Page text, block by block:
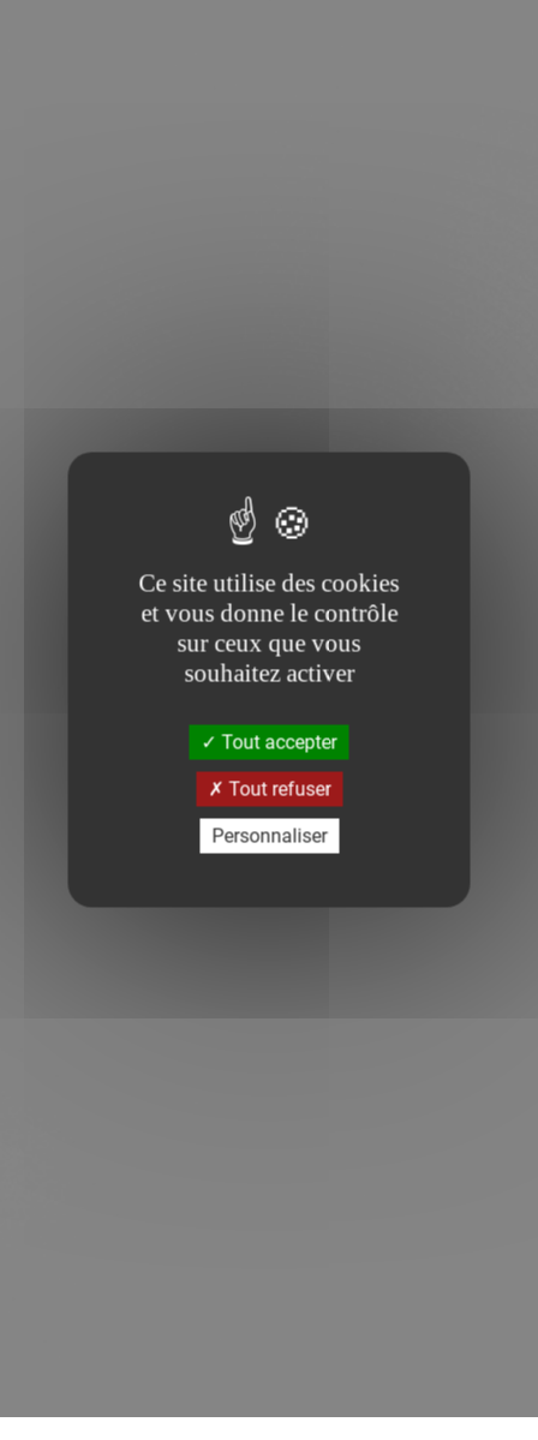
Ce site utilise des cookies
et vous donne le contrôle
sur ceux que vous
souhaitez activer
Tout accepter
Tout refuser
Personnaliser